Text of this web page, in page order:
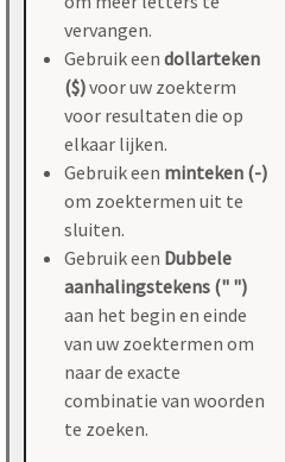
vervangen.
Gebruik een dollarteken
($)voor uw zoekterm
voor resultaten die op
elkaar lijken.
Gebruik een minteken (-)
om zoektermen uit te
sluiten.
Gebruik een Dubbele
aanhalingstekens (" ")
aan het begin en einde
van uw zoektermen om
naar de exacte
combinatie van woorden
te zoeken.